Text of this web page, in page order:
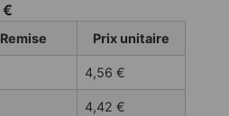
€
Remise Prix unitaire
4,56 €
4,42 €